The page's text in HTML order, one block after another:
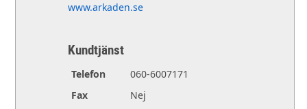
www.arkaden.se
Kundtjänst
Telefon
060-6007171
Fax
Nej